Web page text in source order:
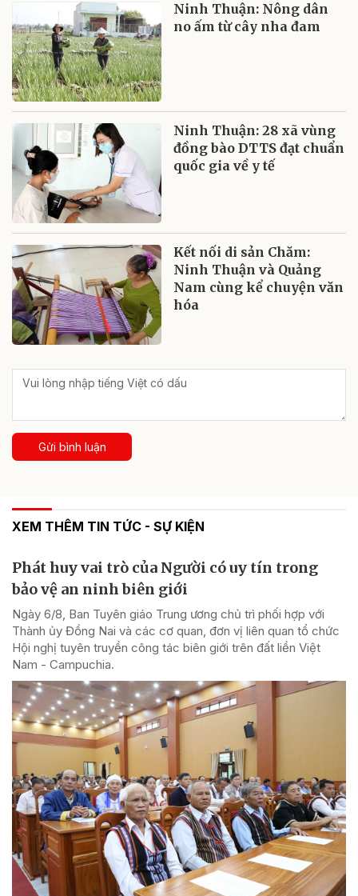
Ninh Thuận: Nông dân
no ấm từ cây nha đam
Ninh Thuận: 28 xã vùng
đồng bào DTTS đạt chuẩn
quốc gia về y tế
Kết nối di sản Chăm:
Ninh Thuận và Quảng
Nam cùng kể chuyện văn
hóa
Gửi bình luận
XEM THÊM TIN TỨC - SỰ KIỆN
Phát huy vai trò của Người có uy tín trong
bảo vệ an ninh biên giới
Ngày 6/8, Ban Tuyên giáo Trung ương chủ trì phối hợp với
Thành ủy Đồng Nai và các cơ quan, đơn vị liên quan tổ chức
Hội nghị tuyên truyền công tác biên giới trên đất liền Việt
Nam - Campuchia.